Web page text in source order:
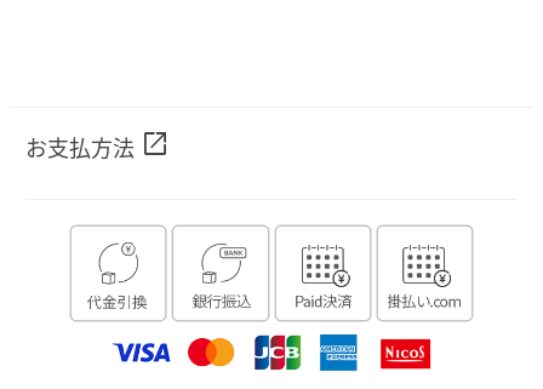
お支払方法 open_in_new